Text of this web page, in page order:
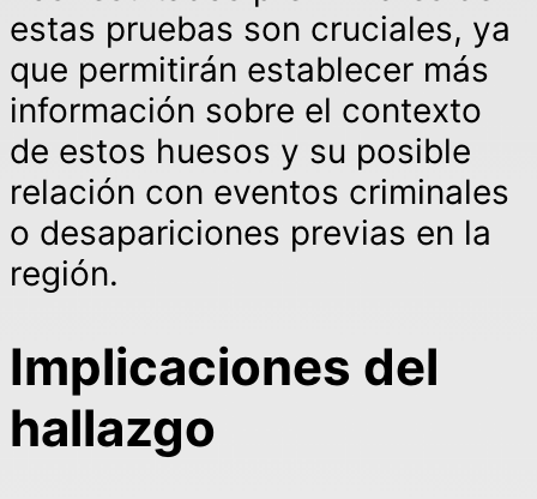
estas pruebas son cruciales, ya
que permitirán establecer más
información sobre el contexto
de estos huesos y su posible
relación con eventos criminales
o desapariciones previas en la
región.
Implicaciones del
hallazgo